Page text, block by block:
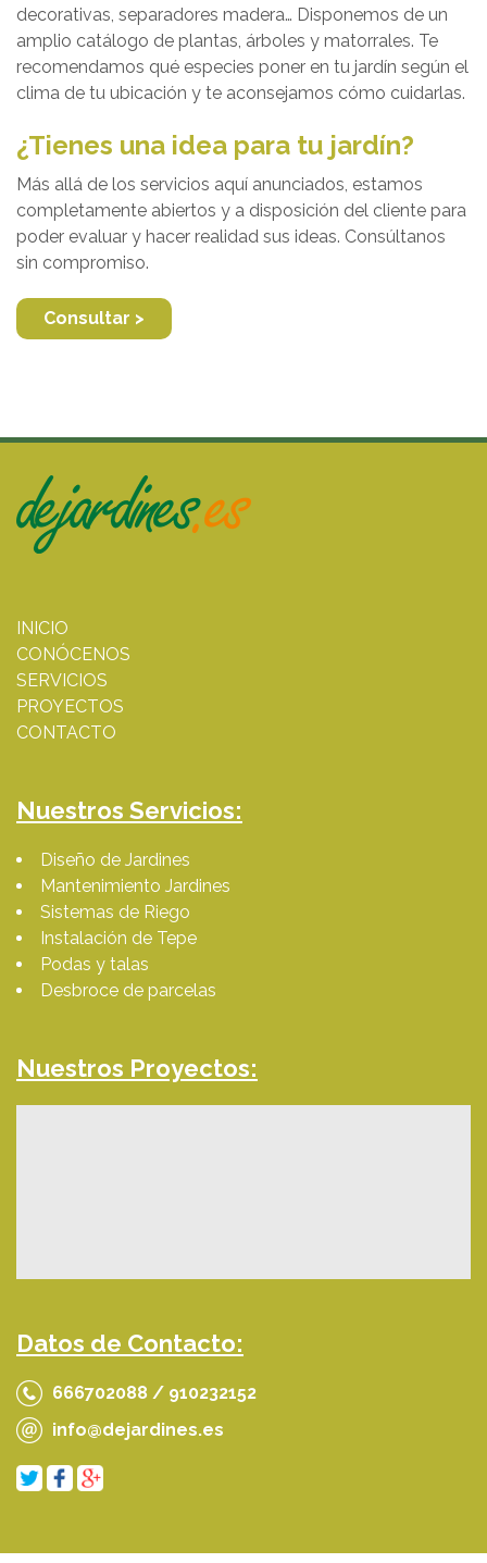
decorativas, separadores madera… Disponemos de un
amplio catálogo de plantas, árboles y matorrales. Te
recomendamos qué especies poner en tu jardín según el
clima de tu ubicación y te aconsejamos cómo cuidarlas.
¿Tienes una idea para tu jardín?
Más allá de los servicios aquí anunciados, estamos
completamente abiertos y a disposición del cliente para
poder evaluar y hacer realidad sus ideas. Consúltanos
sin compromiso.
Consultar >
INICIO
CONÓCENOS
SERVICIOS
PROYECTOS
CONTACTO
Nuestros Servicios:
Diseño de Jardines
Mantenimiento Jardines
Sistemas de Riego
Instalación de Tepe
Podas y talas
Desbroce de parcelas
Nuestros Proyectos:
Datos de Contacto:
666702088 / 910232152
info@dejardines.es